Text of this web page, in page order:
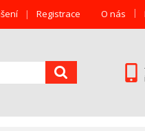
O nás
Registrace